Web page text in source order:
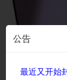
公告
最近又开始